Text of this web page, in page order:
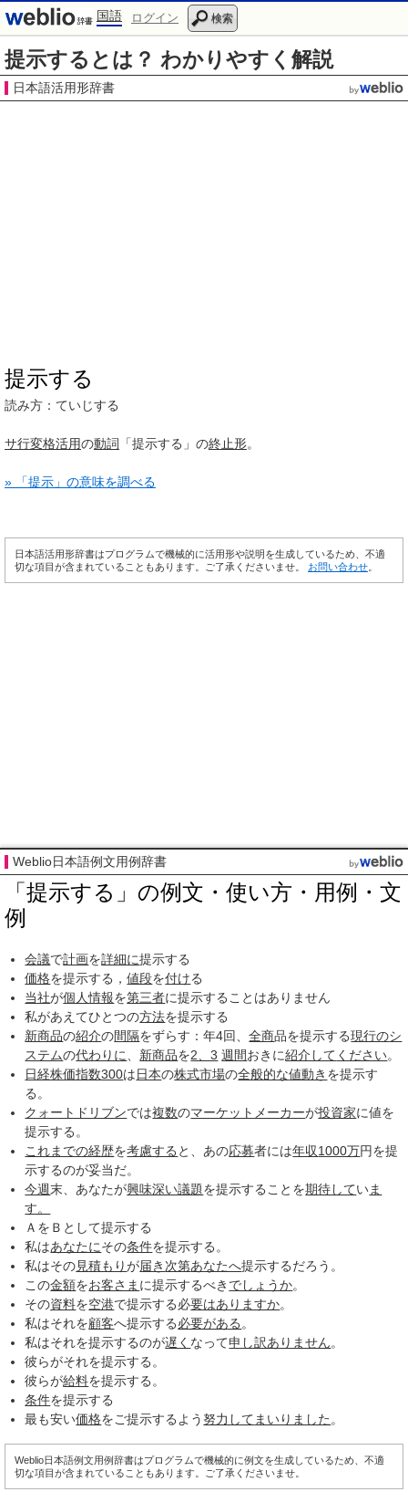
国語 ログイン 検索
提示するとは？ わかりやすく解説
日本語活用形辞書
提示する
読み方：ていじする
サ行変格活用の動詞 「提示する」の終止形。
» 「提示」の意味を調べる
日本語活用形辞書はプログラムで機械的に活用形や説明を生成しているため、不適
切な項目が含まれていることもあります。ご了承くださいませ。 お問い合わせ
Weblio日本語例文用例辞書
「提示する」の例文・使い方・用例・文
例
会議で計画を詳細に提示する
価格を提示する，値段を付ける
当社が個人情報を第三者に提示することはありません
私があえてひとつの方法を提示する
新商品の紹介の間隔をずらす：年4回、全商品を提示する現行のシ
ステムの代わりに 新商品を2、3 週間おきに紹介して ください。
日経株価指数300は日本の株式市場の全般的な値動き を提示す
る。
クォートドリブンでは複数のマーケットメーカーが投資家に値を
提示する。
これまでの経歴を考慮する と、あの応募者には年収1000万円を提
示するのが妥当だ。
今週末、あなたが興味深い議題を提示することを期待していま
す。
ＡをＢとして提示する
私はあなたにその条件を提示する。
私はその見積もりが届き 次第あなたへ提示するだろう。
この金額をお客さま に提示するべき でしょうか。
その資料を空港で提示する必要はありますか。
私はそれを顧客へ提示する必要がある 。
私はそれを提示するのが遅く なって申し訳ありません。
彼らがそれを提示する。
彼らが給料を提示する。
条件を提示する
最も安い価格をご提示するよう 努力して まいりました 。
Weblio日本語例文用例辞書はプログラムで機械的に例文を生成しているため、不適
切な項目が含まれていることもあります。ご了承くださいませ。